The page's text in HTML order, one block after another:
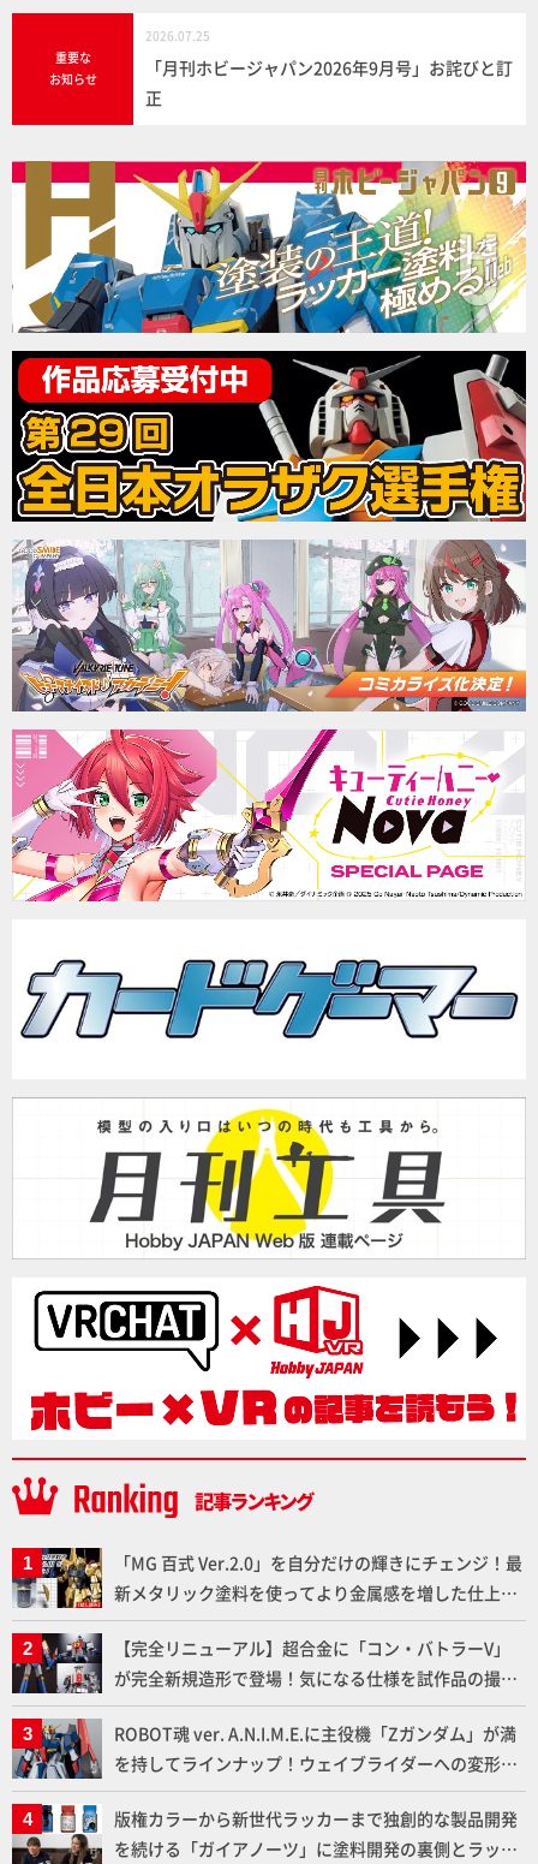
重要な
お知らせ
2026.07.25
「月刊ホビージャパン2026年9月号」お詫びと訂
正
「MG 百式 Ver.2.0」を自分だけの輝きにチェンジ！最
新メタリック塗料を使ってより金属感を増した仕上が
りに!!【試し読み】
【完全リニューアル】超合金に「コン・バトラーV」
が完全新規造形で登場！気になる仕様を試作品の撮り
下ろしでご紹介!!さらに「大鉄人17」＆「ワンエイ
ト」セット情報もお届け！【超合金の魂】
ROBOT魂 ver. A.N.I.M.E.に主役機「Zガンダム」が満
を持してラインナップ！ウェイブライダーへの変形、
劇中どおりのプロポーションを再現【機動戦士Zガン
ダム】
版権カラーから新世代ラッカーまで独創的な製品開発
を続ける「ガイアノーツ」に塗料開発の裏側とラッカ